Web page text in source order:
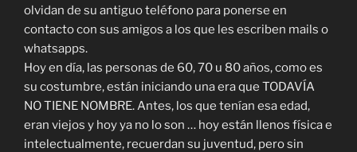
olvidan de su antiguo teléfono para ponerse en
contacto con sus amigos a los que les escriben mails o
whatsapps.
Hoy en día, las personas de 60, 70 u 80 años, como es
su costumbre, están iniciando una era que TODAVÍA
NO TIENE NOMBRE. Antes, los que tenían esa edad,
eran viejos y hoy ya no lo son … hoy están llenos física e
intelectualmente, recuerdan su juventud, pero sin